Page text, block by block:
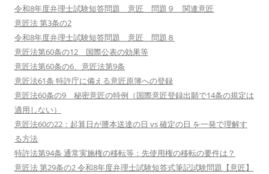
令和8年度弁理士試験短答問題 意匠 問題９ 関連意匠
意匠法 第3条の2
令和8年度弁理士試験短答問題 意匠 問題８
意匠法第60条の12 国際公表の効果等
意匠法第60条の6、意匠法第9条
意匠法61条 特許庁に備える意匠原簿への登録
意匠法60条の9 秘密意匠の特例（国際意匠登録出願で14条の規定は
適用しない）
意匠法60の22：起算日が謄本送達の日 vs 確定の日 を一発で理解す
る方法
特許法第94条 通常実施権の移転等：先使用権の移転の要件は？
意匠法 第29条の2 令和8年度弁理士試験短答式筆記試験問題【意匠】